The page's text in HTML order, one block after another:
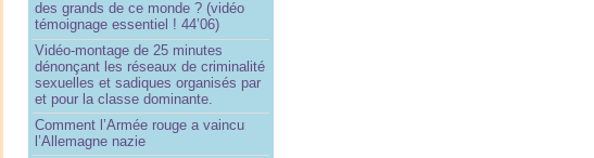
des grands de ce monde ? (vidéo
témoignage essentiel ! 44’06)
Vidéo-montage de 25 minutes
dénonçant les réseaux de criminalité
sexuelles et sadiques organisés par
et pour la classe dominante.
Comment l’Armée rouge a vaincu
l’Allemagne nazie